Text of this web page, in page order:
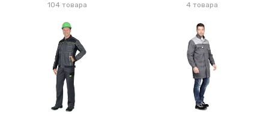
104 товара 4 товара